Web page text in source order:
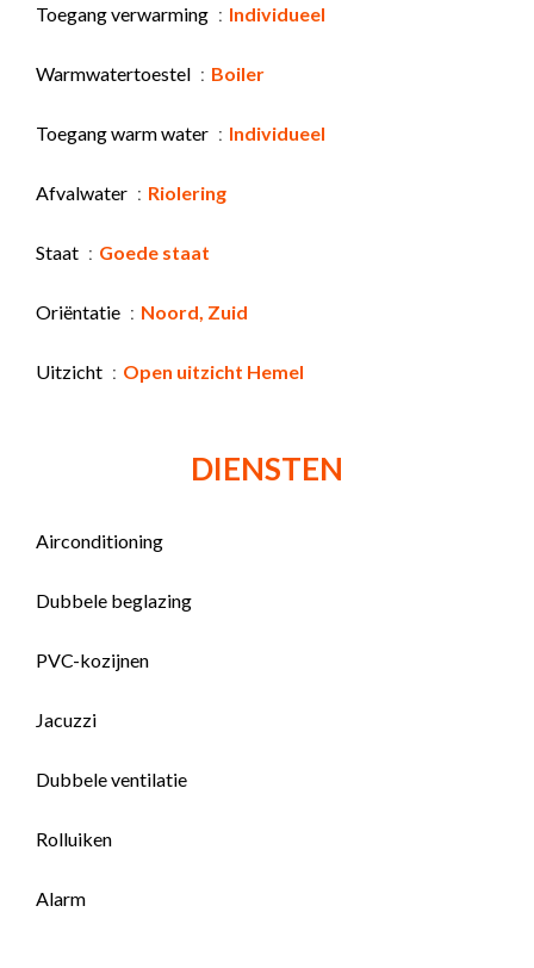
Toegang verwarming Individueel
Warmwatertoestel Boiler
Toegang warm water Individueel
Afvalwater Riolering
Staat Goede staat
Oriëntatie Noord, Zuid
Uitzicht Open uitzicht Hemel
DIENSTEN
Airconditioning
Dubbele beglazing
PVC-kozijnen
Jacuzzi
Dubbele ventilatie
Rolluiken
Alarm